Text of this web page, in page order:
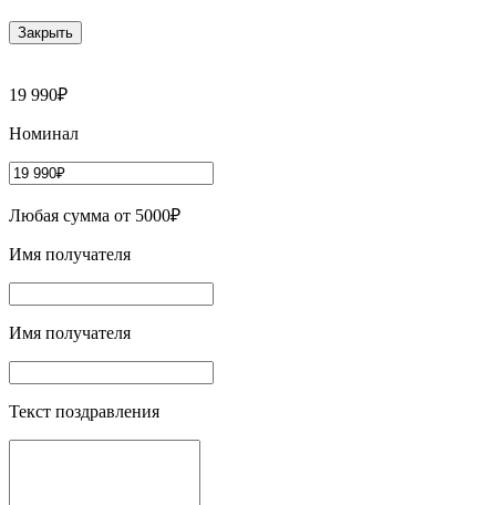
Закрыть
19 990₽
Номинал
Любая сумма от 5000₽
Имя получателя
Имя получателя
Текст поздравления